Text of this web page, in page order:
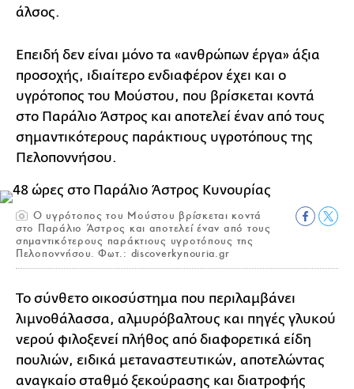
άλσος.
Επειδή δεν είναι μόνο τα «ανθρώπων έργα» άξια
προσοχής, ιδιαίτερο ενδιαφέρον έχει και ο
υγρότοπος του Μούστου, που βρίσκεται κοντά
στο Παράλιο Άστρος και αποτελεί έναν από τους
σημαντικότερους παράκτιους υγροτόπους της
Πελοποννήσου.
Ο υγρότοπος του Μούστου βρίσκεται κοντά
στο Παράλιο Άστρος και αποτελεί έναν από τους
σημαντικότερους παράκτιους υγροτόπους της
Πελοποννήσου. Φωτ.: discoverkynouria.gr
Το σύνθετο οικοσύστημα που περιλαμβάνει
λιμνοθάλασσα, αλμυρόβαλτους και πηγές γλυκού
νερού φιλοξενεί πλήθος από διαφορετικά είδη
πουλιών, ειδικά μεταναστευτικών, αποτελώντας
αναγκαίο σταθμό ξεκούρασης και διατροφής